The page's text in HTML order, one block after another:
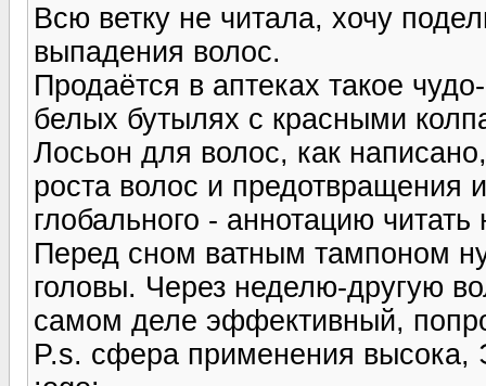
Всю ветку не читала, хочу
выпадения волос.
Продаётся в аптеках такое
белых бутылях с красными
Лосьон для волос, как
роста волос и предотвращения
глобального - аннотацию читать
Перед сном ватным тампоном
головы. Через неделю-другую
самом деле эффективный,
P.s. сфера применения высока,